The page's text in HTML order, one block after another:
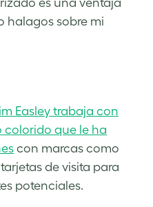
halagos sobre mi
Easley trabaja con
colorido que le ha
con marcas como
de visita para
potenciales.